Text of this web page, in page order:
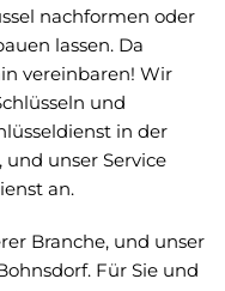
nachformen oder
lassen. Da
vereinbaren! Wir
und
in der
und unser Service
an.
Branche, und unser
Für Sie und